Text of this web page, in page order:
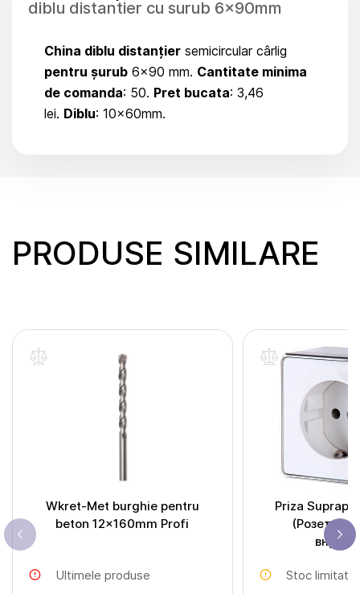
diblu distantier cu surub 6x90mm
China diblu distanțier semicircular cârlig
pentru șurub 6x90 mm. Cantitate minima
de comanda: 50. Pret bucata: 3,46
lei. Diblu: 10x60mm.
PRODUSE SIMILARE
Wkret-Met burghie pentru
beton 12x160mm Profi
Ultimele produse
Priza
(Розетка
Stoc limitat